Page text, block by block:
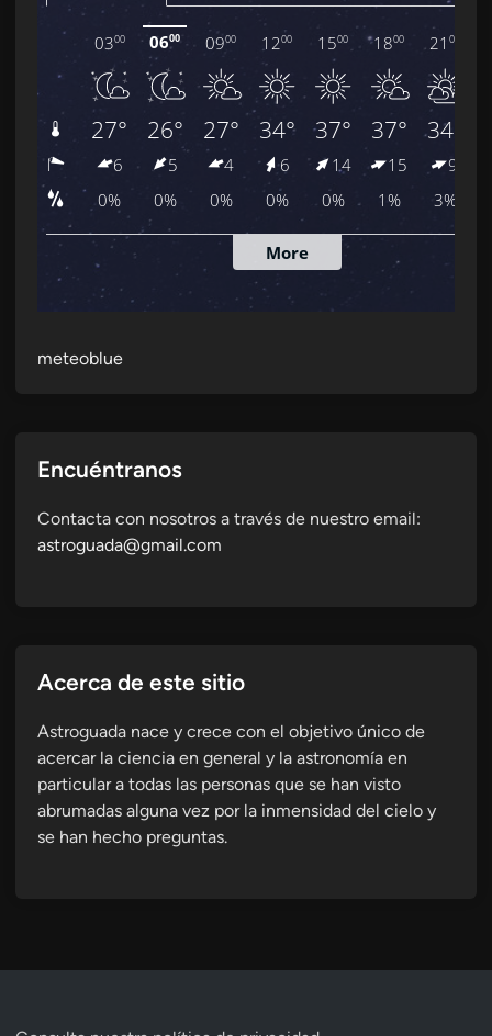
meteoblue
Encuéntranos
Contacta con nosotros a través de nuestro email:
astroguada@gmail.com
Acerca de este sitio
Astroguada nace y crece con el objetivo único de
acercar la ciencia en general y la astronomía en
particular a todas las personas que se han visto
abrumadas alguna vez por la inmensidad del cielo y
se han hecho preguntas.